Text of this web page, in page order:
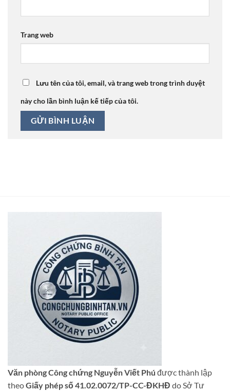
Trang web
Lưu tên của tôi, email, và trang web trong trình duyệt
này cho lần bình luận kế tiếp của tôi.
Văn phòng Công chứng Nguyễn Viết Phú được thành lập
theoGiấy phép số 41.02.0072/TP-CC-ĐKHĐ do Sở Tư